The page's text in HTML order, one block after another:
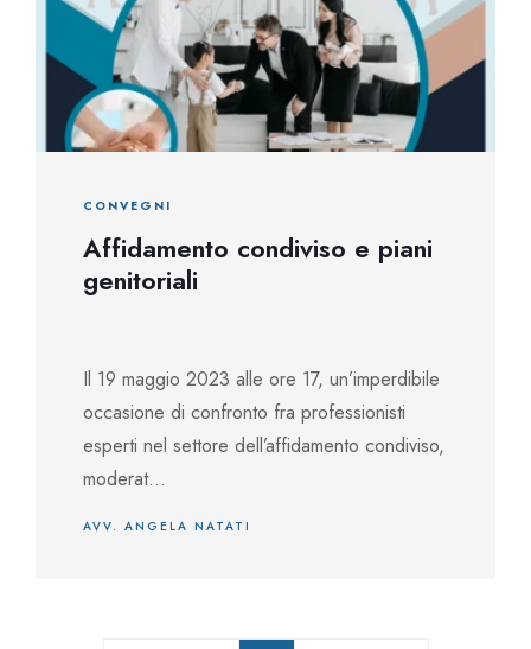
CONVEGNI
Affidamento condiviso e piani
genitoriali
Il 19 maggio 2023 alle ore 17, un’imperdibile
occasione di confronto fra professionisti
esperti nel settore dell’affidamento condiviso,
moderat...
AVV. ANGELA NATATI